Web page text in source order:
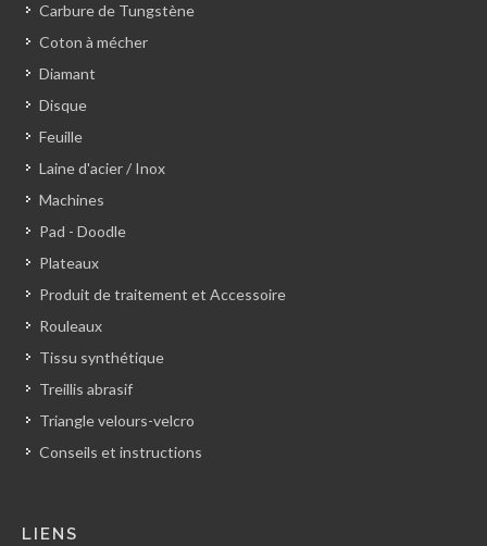
Carbure de Tungstène
Coton à mécher
Diamant
Disque
Feuille
Laine d'acier / Inox
Machines
Pad - Doodle
Plateaux
Produit de traitement et Accessoire
Rouleaux
Tissu synthétique
Treillis abrasif
Triangle velours-velcro
Conseils et instructions
LIENS